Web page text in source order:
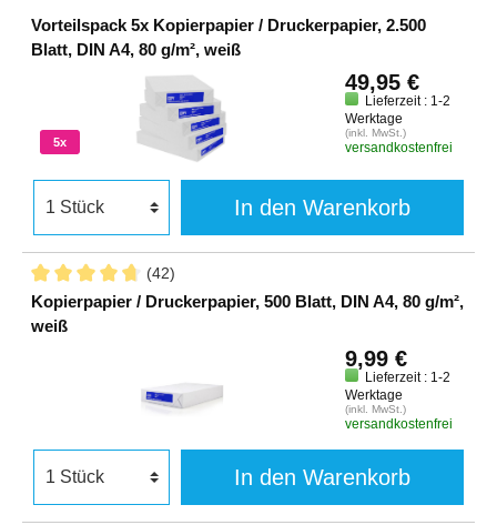
Vorteilspack 5x Kopierpapier / Druckerpapier, 2.500
Blatt, DIN A4, 80 g/m², weiß
5x
49,95 €
Lieferzeit : 1-2
Werktage
(inkl. MwSt.)
versandkostenfrei
In den Warenkorb
(42)
Kopierpapier / Druckerpapier, 500 Blatt, DIN A4, 80 g/m²,
weiß
9,99 €
Lieferzeit : 1-2
Werktage
(inkl. MwSt.)
versandkostenfrei
In den Warenkorb